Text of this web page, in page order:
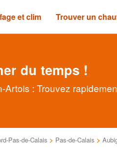
et clim Trouver un
du temps !
Artois : Trouvez
Pas-de-Calais > Pas-de-Calais >